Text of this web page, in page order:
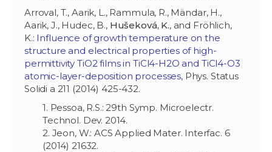
Arroval, T., Aarik, L., Rammula, R., Mändar, H.,
Aarik, J., Hudec, B., Hušeková, K., and Fröhlich,
K.: Influence of growth temperature on the
structure and electrical properties of high-
permittivity TiO2 films in TiCl4-H2O and TiCl4-O3
atomic-layer-deposition processes,Phys. Status
Solidi a 211 (2014) 425-432.
1. Pessoa, R.S.: 29th Symp. Microelectr.
Technol. Dev. 2014.
2. Jeon, W.: ACS Applied Mater. Interfac. 6
(2014) 21632.